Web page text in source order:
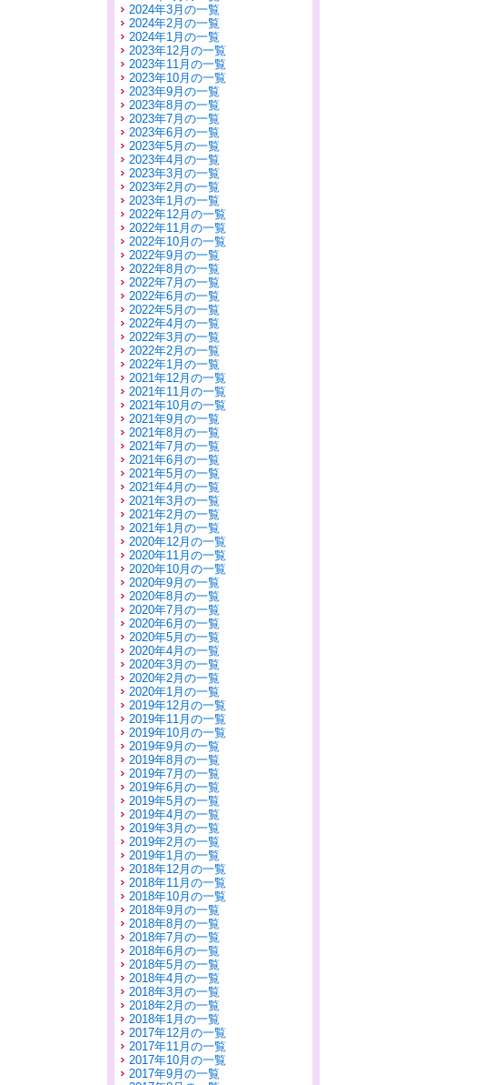
2024年3月の一覧
2024年2月の一覧
2024年1月の一覧
2023年12月の一覧
2023年11月の一覧
2023年10月の一覧
2023年9月の一覧
2023年8月の一覧
2023年7月の一覧
2023年6月の一覧
2023年5月の一覧
2023年4月の一覧
2023年3月の一覧
2023年2月の一覧
2023年1月の一覧
2022年12月の一覧
2022年11月の一覧
2022年10月の一覧
2022年9月の一覧
2022年8月の一覧
2022年7月の一覧
2022年6月の一覧
2022年5月の一覧
2022年4月の一覧
2022年3月の一覧
2022年2月の一覧
2022年1月の一覧
2021年12月の一覧
2021年11月の一覧
2021年10月の一覧
2021年9月の一覧
2021年8月の一覧
2021年7月の一覧
2021年6月の一覧
2021年5月の一覧
2021年4月の一覧
2021年3月の一覧
2021年2月の一覧
2021年1月の一覧
2020年12月の一覧
2020年11月の一覧
2020年10月の一覧
2020年9月の一覧
2020年8月の一覧
2020年7月の一覧
2020年6月の一覧
2020年5月の一覧
2020年4月の一覧
2020年3月の一覧
2020年2月の一覧
2020年1月の一覧
2019年12月の一覧
2019年11月の一覧
2019年10月の一覧
2019年9月の一覧
2019年8月の一覧
2019年7月の一覧
2019年6月の一覧
2019年5月の一覧
2019年4月の一覧
2019年3月の一覧
2019年2月の一覧
2019年1月の一覧
2018年12月の一覧
2018年11月の一覧
2018年10月の一覧
2018年9月の一覧
2018年8月の一覧
2018年7月の一覧
2018年6月の一覧
2018年5月の一覧
2018年4月の一覧
2018年3月の一覧
2018年2月の一覧
2018年1月の一覧
2017年12月の一覧
2017年11月の一覧
2017年10月の一覧
2017年9月の一覧